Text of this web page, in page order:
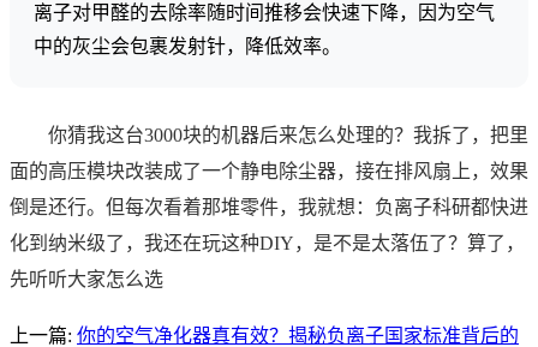
离子对甲醛的去除率随时间推移会快速下降，因为空气
中的灰尘会包裹发射针，降低效率。
你猜我这台3000块的机器后来怎么处理的？我拆了，把里
面的高压模块改装成了一个静电除尘器，接在排风扇上，效果
倒是还行。但每次看着那堆零件，我就想：负离子科研都快进
化到纳米级了，我还在玩这种DIY，是不是太落伍了？算了，
先听听大家怎么选
上一篇: 你的空气净化器真有效？揭秘负离子国家标准背后的